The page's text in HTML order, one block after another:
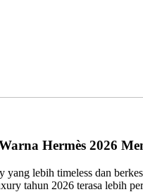
Hermès 2026
lebih timeless dan
tahun 2026 terasa lebih